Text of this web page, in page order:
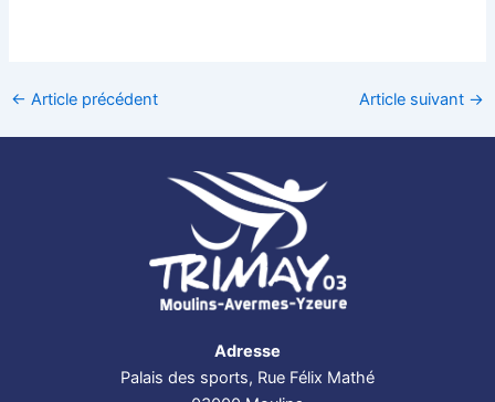
← Article précédent Article suivant →
Adresse
Palais des sports, Rue Félix Mathé